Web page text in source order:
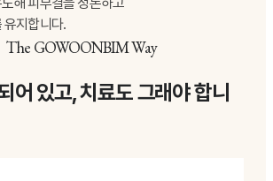
유지합니다.
The GOWOONBIM Way
어 있고, 치료도 그래야 합니